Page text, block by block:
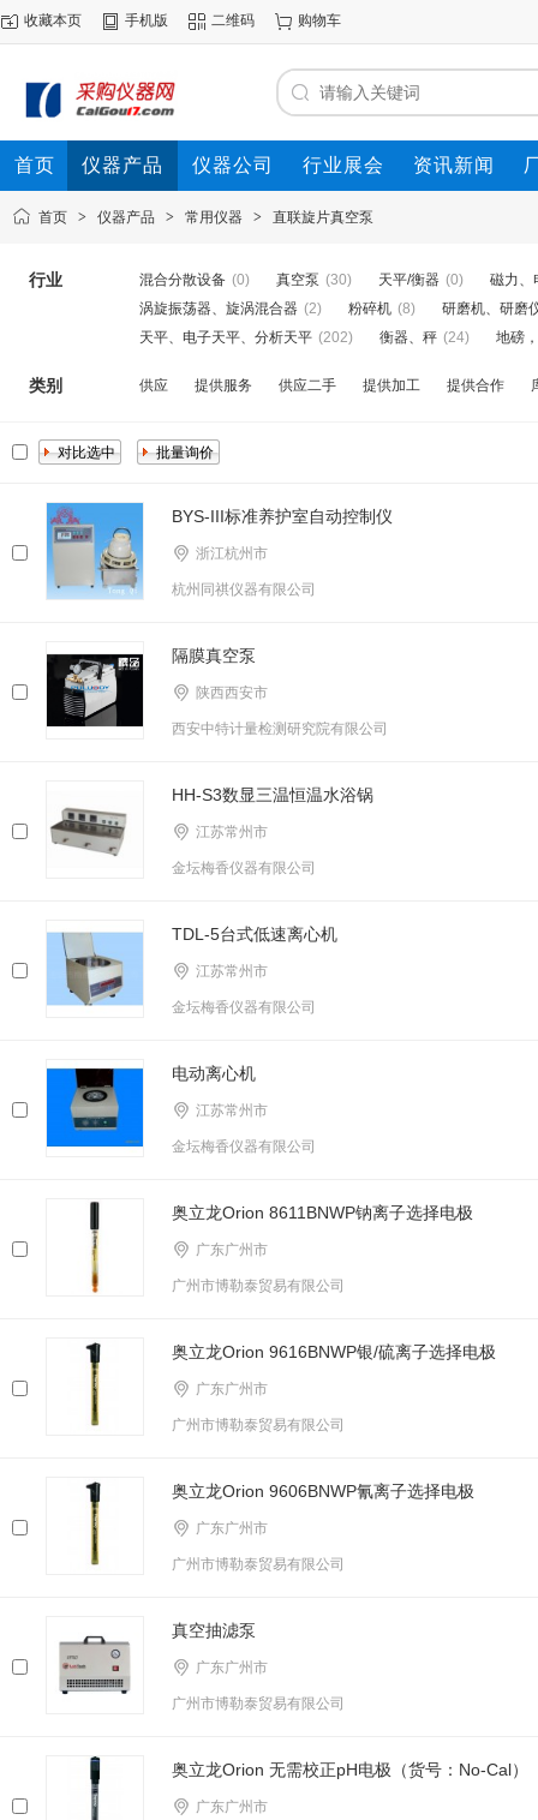
收藏本页 手机版 二维码 购物车
首页 仪器产品 仪器公司 行业展会 资讯新闻
首页 > 仪器产品 > 常用仪器 > 直联旋片真空泵
行业 混合分散设备 (0) 真空泵 (30) 天平/衡器 (0)
磁力、
涡旋振荡器、旋涡混合器 (2) 粉碎机 (8)
研磨机、研磨
天平、电子天平、分析天平 (202) 衡器、秤 (24) 地磅
类别 供应 提供服务 供应二手 提供加工 提供合作
BYS-III标准养护室自动控制仪
浙江杭州市
杭州同祺仪器有限公司
隔膜真空泵
陕西西安市
西安中特计量检测研究院有限公司
HH-S3数显三温恒温水浴锅
江苏常州市
金坛梅香仪器有限公司
TDL-5台式低速离心机
江苏常州市
金坛梅香仪器有限公司
电动离心机
江苏常州市
金坛梅香仪器有限公司
奥立龙Orion 8611BNWP钠离子选择电极
广东广州市
广州市博勒泰贸易有限公司
奥立龙Orion 9616BNWP银/硫离子选择电极
广东广州市
广州市博勒泰贸易有限公司
奥立龙Orion 9606BNWP氰离子选择电极
广东广州市
广州市博勒泰贸易有限公司
真空抽滤泵
广东广州市
广州市博勒泰贸易有限公司
奥立龙Orion 无需校正pH电极（货号：No-Cal）
广东广州市